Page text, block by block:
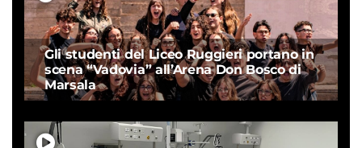
Gli studenti del Liceo Ruggieri portano in
scena “Vadovia” all’Arena Don Bosco di
Marsala